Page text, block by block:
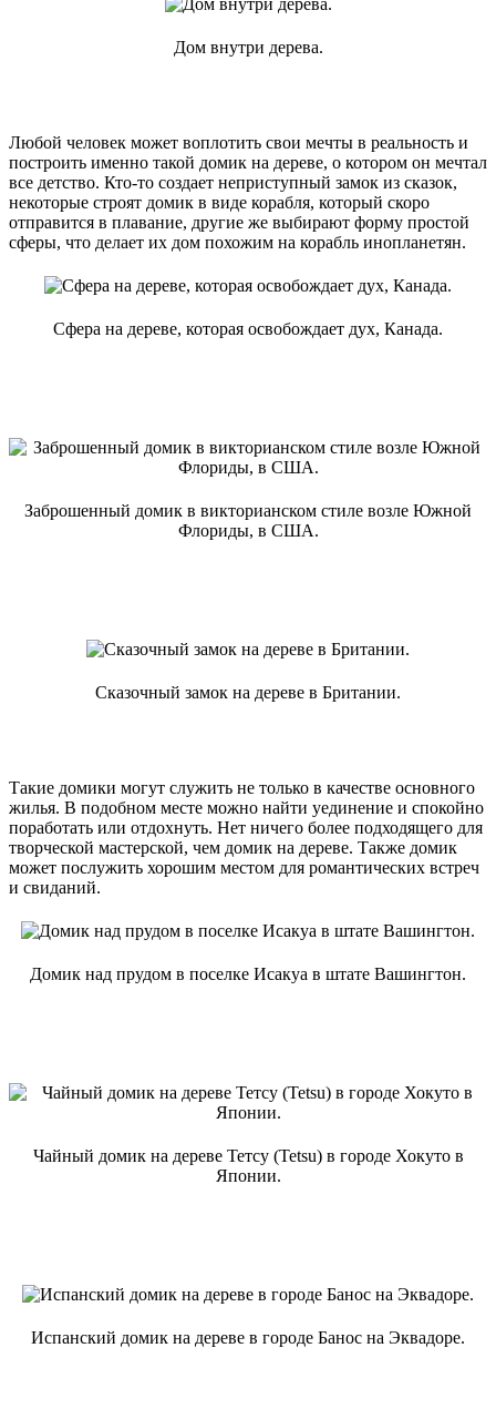
Дом внутри дерева.
Любой человек может воплотить свои мечты в реальность и
построить именно такой домик на дереве, о котором он мечтал
все детство. Кто-то создает неприступный замок из сказок,
некоторые строят домик в виде корабля, который скоро
отправится в плавание, другие же выбирают форму простой
сферы, что делает их дом похожим на корабль инопланетян.
Сфера на дереве, которая освобождает дух, Канада.
Заброшенный домик в викторианском стиле возле Южной
Флориды, в США.
Сказочный замок на дереве в Британии.
Такие домики могут служить не только в качестве основного
жилья. В подобном месте можно найти уединение и спокойно
поработать или отдохнуть. Нет ничего более подходящего для
творческой мастерской, чем домик на дереве. Также домик
может послужить хорошим местом для романтических встреч
и свиданий.
Домик над прудом в поселке Исакуа в штате Вашингтон.
Чайный домик на дереве Тетсу (Tetsu) в городе Хокуто в
Японии.
Испанский домик на дереве в городе Банос на Эквадоре.